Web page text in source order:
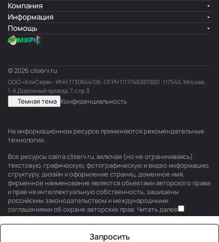
Запросить
Компания
Информация
Помощь
© 2026 cliserv.ru
ООО «КлиСерв» · ИНН7730644106· ОГРН 1117746361920 · 117545, Москва,
1-й Дорожный проезд, 7, стр.3
Темная тема Конфиденциальность
На информационном ресурсе применяются рекомендательные
технологии.
Все ресурсы сайта cliserv.ru, включая (но не ограничиваясь)
текстовую, графическую, фотографическую и видео информацию,
структуру, дизайн и оформление страниц, доменное имя,
фирменное наименование являются объектами авторского права
и прав на интеллектуальную собственность, защищены
российским законодательством и международными
соглашениями об охране авторских прав. Читать далее